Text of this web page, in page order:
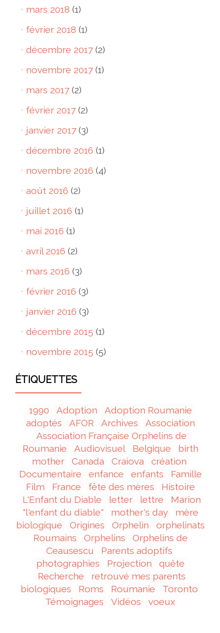
mars 2018 (1)
février 2018 (1)
décembre 2017(2)
novembre 2017(1)
mars 2017(2)
février 2017(2)
janvier 2017(3)
décembre 2016 (1)
novembre 2016 (4)
août 2016 (2)
juillet 2016 (1)
mai 2016 (1)
avril 2016 (2)
mars 2016 (3)
février 2016 (3)
janvier 2016 (3)
décembre 2015 (1)
novembre 2015 (5)
ÉTIQUETTES
1990 Adoption
Adoption Roumanie
adoptés
AFOR Archives
Association
Association Française Orphelins de
Roumanie
Audiovisuel Belgique
birth
mother
Canada Craiova
création
Documentaire
enfance enfants
Famille
Film
France fête des mères
Histoire
L'Enfant du Diable
letter lettre
Marion
"l'enfant du diable"
mother's day
mère
biologique
Origines Orphelin
orphelinats
Roumains
Orphelins
Orphelins de
Ceausescu
Parents adoptifs
photographies
Projection
quête
Recherche
retrouvé mes parents
biologiques
Roms Roumanie
Toronto
Témoignages
Vidéos voeux